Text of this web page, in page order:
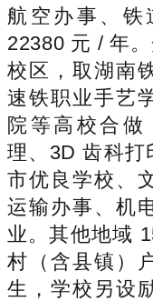
航空办事、铁
22380 元 / 年
校区，取湖南
速铁职业手艺
院等高校合做
理、3D 齿科打
市优良学校、
运输办事、机
业。其他地域
村（含县镇）
生，学校另设